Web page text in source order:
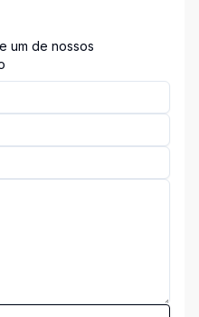
um de nossos